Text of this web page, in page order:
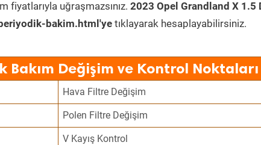
fiyatlarıyla uğraşmazsınız. 2023 Opel Grandland X 1.5
bakim.html'yetıklayarak hesaplayabilirsiniz.
Bakım Değişim ve Kontrol Noktaları
Hava Filtre Değişim
Polen Filtre Değişim
V Kayış Kontrol